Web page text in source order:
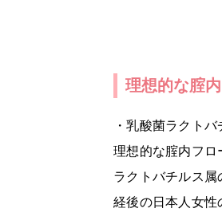
理想的な腟
・乳酸菌ラクト
理想的な腟内フロ
ラクトバチルス
経後の日本人女性